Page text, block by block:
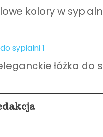
kolory w
łóżka do